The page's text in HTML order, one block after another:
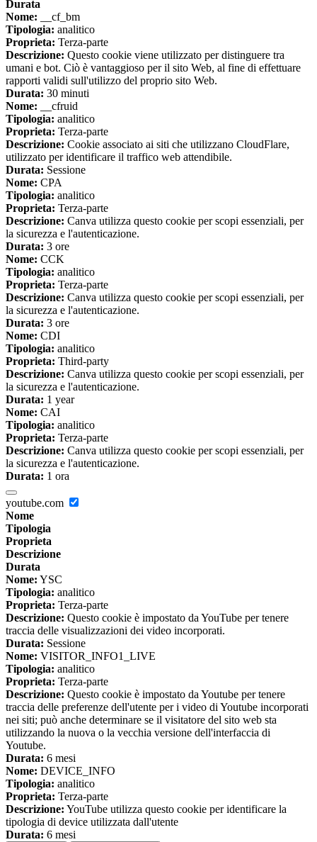
Durata
Nome: __cf_bm
Tipologia: analitico
Proprieta: Terza-parte
Descrizione: Questo cookie viene utilizzato per distinguere tra
umani e bot. Ciò è vantaggioso per il sito Web, al fine di effettuare
rapporti validi sull'utilizzo del proprio sito Web.
Durata: 30 minuti
Nome: __cfruid
Tipologia: analitico
Proprieta: Terza-parte
Descrizione: Cookie associato ai siti che utilizzano CloudFlare,
utilizzato per identificare il traffico web attendibile.
Durata: Sessione
Nome: CPA
Tipologia: analitico
Proprieta: Terza-parte
Descrizione: Canva utilizza questo cookie per scopi essenziali, per
la sicurezza e l'autenticazione.
Durata: 3 ore
Nome: CCK
Tipologia: analitico
Proprieta: Terza-parte
Descrizione: Canva utilizza questo cookie per scopi essenziali, per
la sicurezza e l'autenticazione.
Durata: 3 ore
Nome: CDI
Tipologia: analitico
Proprieta: Third-party
Descrizione: Canva utilizza questo cookie per scopi essenziali, per
la sicurezza e l'autenticazione.
Durata: 1 year
Nome: CAI
Tipologia: analitico
Proprieta: Terza-parte
Descrizione: Canva utilizza questo cookie per scopi essenziali, per
la sicurezza e l'autenticazione.
Durata: 1 ora
youtube.com
Nome
Tipologia
Proprieta
Descrizione
Durata
Nome: YSC
Tipologia: analitico
Proprieta: Terza-parte
Descrizione: Questo cookie è impostato da YouTube per tenere
traccia delle visualizzazioni dei video incorporati.
Durata: Sessione
Nome: VISITOR_INFO1_LIVE
Tipologia: analitico
Proprieta: Terza-parte
Descrizione: Questo cookie è impostato da Youtube per tenere
traccia delle preferenze dell'utente per i video di Youtube incorporati
nei siti; può anche determinare se il visitatore del sito web sta
utilizzando la nuova o la vecchia versione dell'interfaccia di
Youtube.
Durata: 6 mesi
Nome: DEVICE_INFO
Tipologia: analitico
Proprieta: Terza-parte
Descrizione: YouTube utilizza questo cookie per identificare la
tipologia di device utilizzata dall'utente
Durata: 6 mesi